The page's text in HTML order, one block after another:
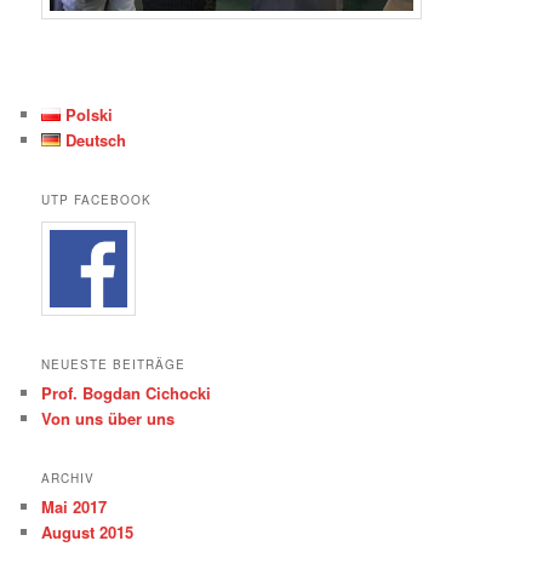
Polski
Deutsch
UTP FACEBOOK
NEUESTE BEITRÄGE
Prof. Bogdan Cichocki
Von uns über uns
ARCHIV
Mai 2017
August 2015